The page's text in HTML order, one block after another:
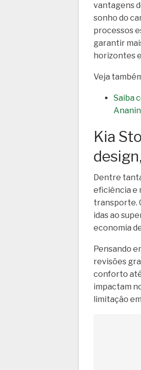
vantagens
sonho do
processos
garantir
horizontes
Veja
Saiba
Kia
Dentre
eficiência e
transporte.
idas ao
economia
Pensando
revisões
conforto até
impactam
limitação